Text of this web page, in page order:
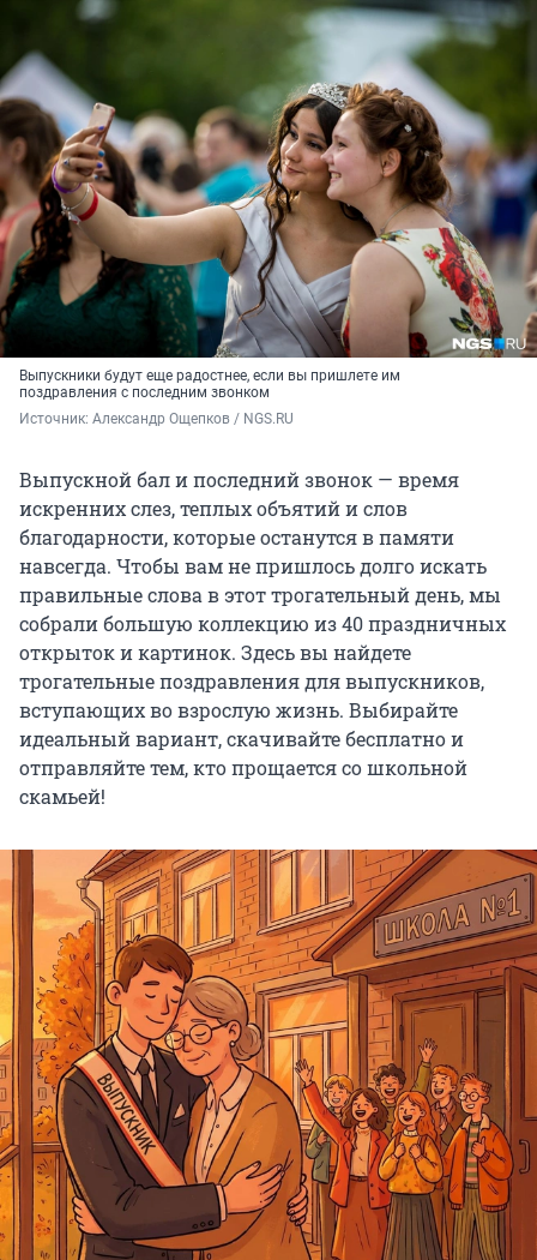
Выпускники будут еще радостнее, если вы пришлете им
поздравления с последним звонком
Источник: Александр Ощепков / NGS.RU
Выпускной бал и последний звонок — время
искренних слез, теплых объятий и слов
благодарности, которые останутся в памяти
навсегда. Чтобы вам не пришлось долго искать
правильные слова в этот трогательный день, мы
собрали большую коллекцию из 40 праздничных
открыток и картинок. Здесь вы найдете
трогательные поздравления для выпускников,
вступающих во взрослую жизнь. Выбирайте
идеальный вариант, скачивайте бесплатно и
отправляйте тем, кто прощается со школьной
скамьей!